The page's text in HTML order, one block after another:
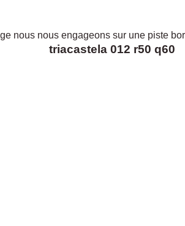
nous nous engageons sur une piste